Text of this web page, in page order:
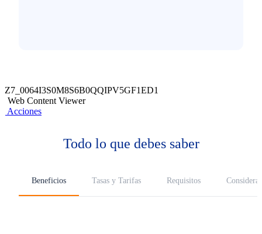
Z7_0064I3S0M8S6B0QQIPV5GF1ED1
Web Content Viewer
Acciones
Todo lo que debes saber
Beneficios Tasas y Tarifas Requisitos